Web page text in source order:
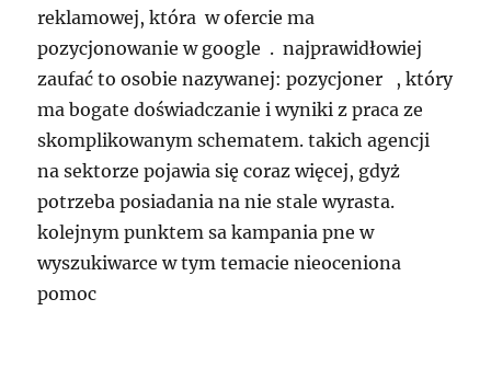
reklamowej, która w ofercie ma
pozycjonowanie w google . najprawidłowiej
zaufać to osobie nazywanej: pozycjoner , który
ma bogate doświadczanie i wyniki z praca ze
skomplikowanym schematem. takich agencji
na sektorze pojawia się coraz więcej, gdyż
potrzeba posiadania na nie stale wyrasta.
kolejnym punktem sa kampania pne w
wyszukiwarce w tym temacie nieoceniona
pomoc